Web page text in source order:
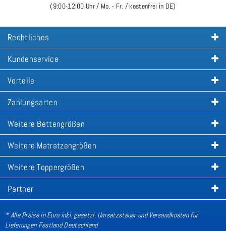
(9:00-12:00 Uhr / Mo. - Fr. / kostenfrei in DE)
Rechtliches
Kundenservice
Vorteile
Zahlungsarten
Weitere Bettengrößen
Weitere Matratzengrößen
Weitere Toppergrößen
Partner
* Alle Preise in Euro inkl. gesetzl. Umsatzsteuer und Versandkosten für
Lieferungen Festland Deutschland